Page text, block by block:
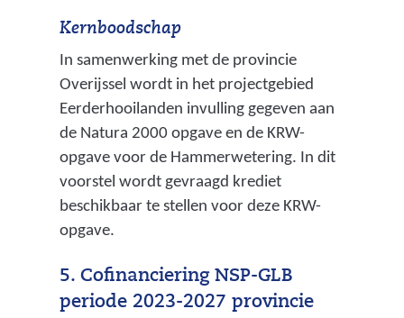
Kernboodschap
In samenwerking met de provincie
Overijssel wordt in het projectgebied
Eerderhooilanden invulling gegeven aan
de Natura 2000 opgave en de KRW-
opgave voor de Hammerwetering. In dit
voorstel wordt gevraagd krediet
beschikbaar te stellen voor deze KRW-
opgave.
5. Cofinanciering NSP-GLB
periode 2023-2027 provincie